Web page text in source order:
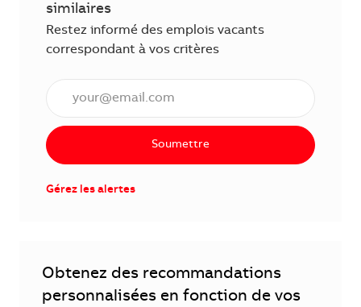
similaires
Restez informé des emplois vacants
correspondant à vos critères
Saisissez l'adresse électronique (obligatoire)
Soumettre
Gérez les alertes
Obtenez des recommandations
personnalisées en fonction de vos